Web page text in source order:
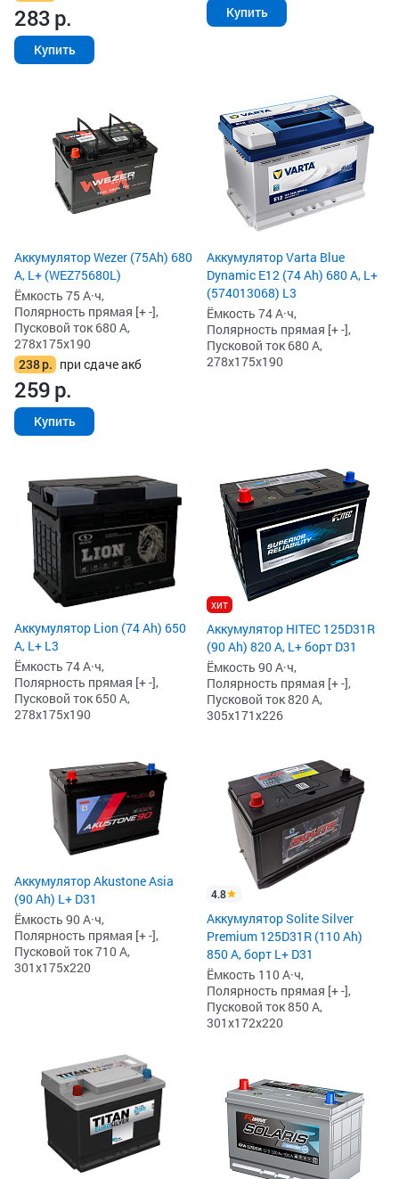
283р.
Купить
Купить
Аккумулятор Wezer (75Ah) 680
А, L+ (WEZ75680L)
Ёмкость 75 А·ч,
Полярность прямая [+ -],
Пусковой ток 680 А,
278x175x190
238р. при сдаче акб
259р.
Купить
Аккумулятор Varta Blue
Dynamic E12 (74 Ah) 680 А, L+
(574013068) L3
Ёмкость 74 А·ч,
Полярность прямая [+ -],
Пусковой ток 680 А,
278x175x190
Аккумулятор Lion (74 Ah) 650
А, L+ L3
Ёмкость 74 А·ч,
Полярность прямая [+ -],
Пусковой ток 650 А,
278x175x190
хит
Аккумулятор HITEC 125D31R
(90 Ah) 820 А, L+ борт D31
Ёмкость 90 А·ч,
Полярность прямая [+ -],
Пусковой ток 820 А,
305x171x226
Аккумулятор Akustone Asia
(90 Ah) L+ D31
Ёмкость 90 А·ч,
Полярность прямая [+ -],
Пусковой ток 710 А,
301x175x220
4.8
Аккумулятор Solite Silver
Premium 125D31R (110 Ah)
850 А, борт L+ D31
Ёмкость 110 А·ч,
Полярность прямая [+ -],
Пусковой ток 850 А,
301x172x220